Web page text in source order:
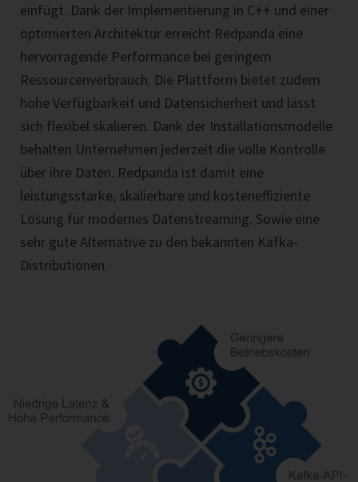
einfügt. Dank der Implementierung in C++ und einer
optimierten Architektur erreicht Redpanda eine
hervorragende Performance bei geringem
Ressourcenverbrauch. Die Plattform bietet zudem
hohe Verfügbarkeit und Datensicherheit und lässt
sich flexibel skalieren. Dank der Installationsmodelle
behalten Unternehmen jederzeit die volle Kontrolle
über ihre Daten. Redpanda ist damit eine
leistungsstarke, skalierbare und kosteneffiziente
Lösung für modernes Datenstreaming. Sowie eine
sehr gute Alternative zu den bekannten Kafka-
Distributionen.